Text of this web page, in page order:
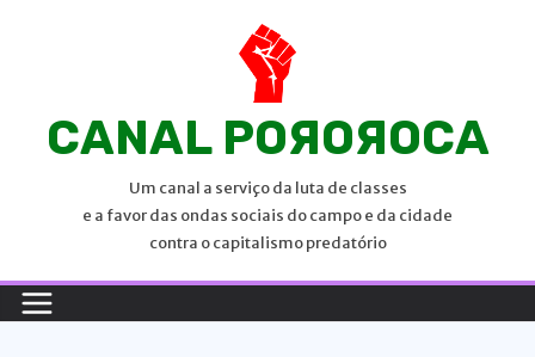
CANAL POЯOЯOCA
Um canal a serviço da luta de classes
e a favor das ondas sociais do campo e da cidade
contra o capitalismo predatório